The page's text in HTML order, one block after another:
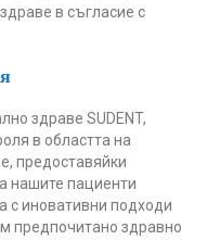
в съгласие с
здраве SUDENT,
в областта на
предоставяйки
нашите пациенти
с иновативни подходи
предпочитано здравно